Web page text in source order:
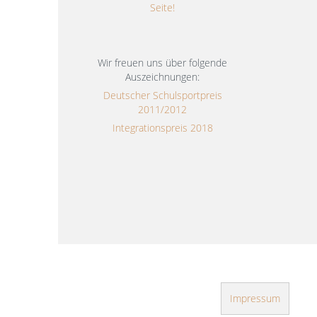
Seite!
Wir freuen uns über folgende
Auszeichnungen:
Deutscher Schulsportpreis
2011/2012
Integrationspreis 2018
Impressum